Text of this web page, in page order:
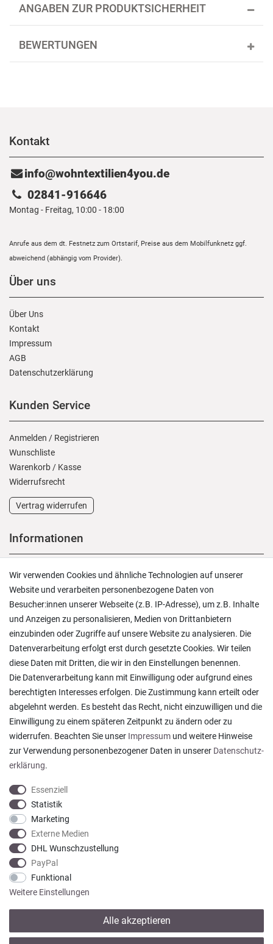
ANGABEN ZUR PRODUKTSICHERHEIT
BEWERTUNGEN
Kontakt
info@wohntextilien4you.de
02841-916646
Montag - Freitag, 10:00 - 18:00
Anrufe aus dem dt. Festnetz zum Ortstarif, Preise aus dem Mobilfunknetz ggf.
abweichend (abhängig vom Provider).
Über uns
Über Uns
Kontakt
Impressum
AGB
Daten­schutz­erklärung
Kunden Service
Anmelden / Registrieren
Wunschliste
Warenkorb / Kasse
Widerrufs­recht
Vertrag widerrufen
Informationen
Versand und Zahlung
Rücksendungen
Lieferung in die Schweiz
Pflegesymbole
Lagerverkauf
Ratgeber & News
Ein einfach toller Service - prompte Lieferung und
sogar mit Pflegehinweis!
Datum der Veröffentlichung: 05.08.2026
Datum der Kauferfahrung: 29.07.2026
922 Bewertungen
Wir verwenden Cookies und ähnliche Technologien auf unserer
Website und verarbeiten personenbezogene Daten von
Besucher:innen unserer Webseite (z.B. IP-Adresse), um z.B. Inhalte
und Anzeigen zu personalisieren, Medien von Drittanbietern
einzubinden oder Zugriffe auf unsere Website zu analysieren. Die
Datenverarbeitung erfolgt erst durch gesetzte Cookies. Wir teilen
diese Daten mit Dritten, die wir in den Einstellungen benennen.
Die Datenverarbeitung kann mit Einwilligung oder aufgrund eines
berechtigten Interesses erfolgen. Die Zustimmung kann erteilt oder
abgelehnt werden. Es besteht das Recht, nicht einzuwilligen und die
Einwilligung zu einem späteren Zeitpunkt zu ändern oder zu
widerrufen. Beachten Sie unser Impressum und weitere Hinweise
zur Verwendung personenbezogener Daten in unserer Daten­schutz­
erklärung.
Essenziell
Statistik
Marketing
Externe Medien
DHL Wunschzustellung
PayPal
Funktional
Weitere Einstellungen
Alle akzeptieren